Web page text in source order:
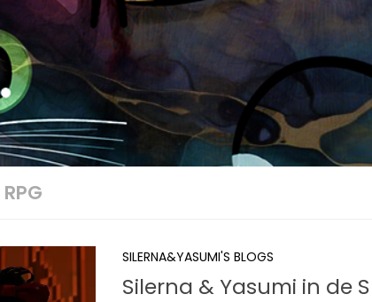
RPG
SILERNA&YASUMI'S BLOGS
Silerna & Yasumi in de